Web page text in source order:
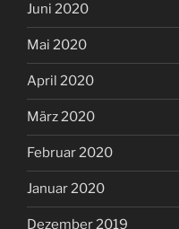
Juni 2020
Mai 2020
April 2020
März 2020
Februar 2020
Januar 2020
Dezember 2019